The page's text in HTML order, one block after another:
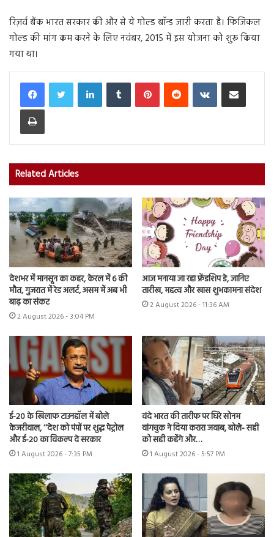
रिज़र्व बैंक भारत सरकार की और से ये गोल्ड बॉन्ड जारी करता है। फिजिकल
गोल्ड की मांग कम करने के लिए नवंबर, 2015 में इस योजना को शुरू किया
गया था।
LinkedInTumblr PinterestReddit VKontakteShare via Email
Print
Related Articles
देशभर में मानसून का कहर, केरल में 6 की
मौत, गुजरात में रेड अलर्ट, असम में अब भी
बाढ़ का संकट
2 August 2026 - 3:04 PM
आज मनाया जा रहा फ्रेंडशिप डे, जानिए
तारीख, महत्व और खास शुभकामना संदेश
2 August 2026 - 11:36 AM
ई-20 के खिलाफ टाउनहॉल में बोले
केजरीवाल, ‘‘देश को पंपों पर शुद्ध पेट्रोल
और ई-20 का विकल्प दे सरकार
1 August 2026 - 7:35 PM
वंदे भारत की तारीफ पर घिरे सोनम
वांगचुक ने दिया करारा जवाब, बोले- सही
को सही कहेंगे और…
1 August 2026 - 5:57 PM